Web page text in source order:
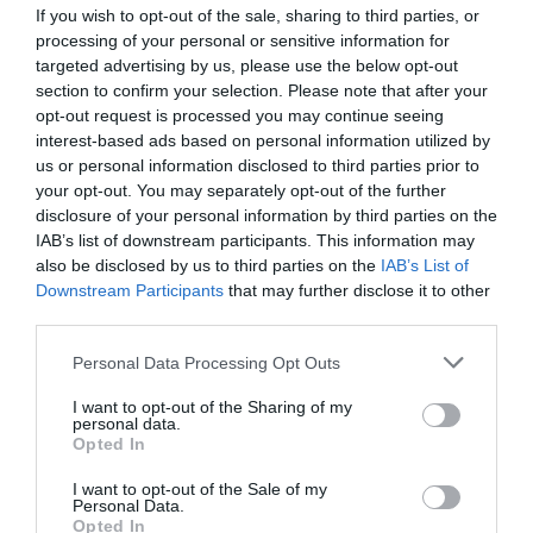
If you wish to opt-out of the sale, sharing to third parties, or
processing of your personal or sensitive information for
targeted advertising by us, please use the below opt-out
section to confirm your selection. Please note that after your
opt-out request is processed you may continue seeing
interest-based ads based on personal information utilized by
us or personal information disclosed to third parties prior to
your opt-out. You may separately opt-out of the further
disclosure of your personal information by third parties on the
IAB’s list of downstream participants. This information may
also be disclosed by us to third parties on the IAB’s List of
Downstream Participants that may further disclose it to other
Please note that this website/app uses one or more Google
not limited to your visit or usage behaviour. You may click to
grant or deny consent to Google and its third-party tags to
use your data for below specified purposes in below Google
consent section.
Personal Data Processing Opt Outs
I want to opt-out of the Sharing of my
personal data.
Opted In
I want to opt-out of the Sale of my
Personal Data.
Opted In
06.08.2026 21:06
Μπορούμε να ζήσουμε 194 χρόνια; – Ρώσοι
επιστήμονες εξετάζουν τα θεωρητικά όρια